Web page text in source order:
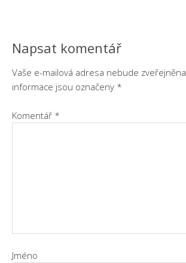
Napsat komentář
Vaše e-mailová adresa nebude zveřejněna.
informace jsou označeny *
Komentář *
Jméno